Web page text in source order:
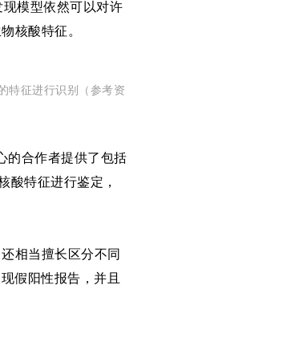
模型依然可以对许
核酸特征。
特征进行识别（参考资
的合作者提供了包括
酸特征进行鉴定，
相当擅长区分不同
假阳性报告，并且